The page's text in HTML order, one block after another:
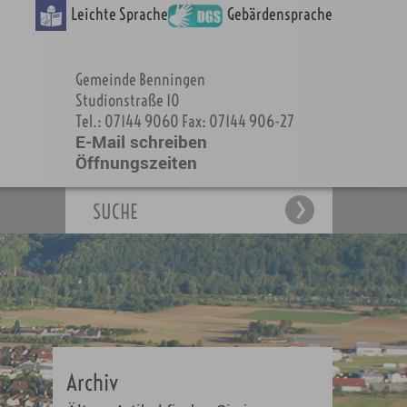
Leichte Sprache Gebärdensprache
Gemeinde Benningen
Studionstraße 10
Tel.: 07144 9060 Fax: 07144 906-27
E-Mail schreiben
Öffnungszeiten
SUCHE
Archiv